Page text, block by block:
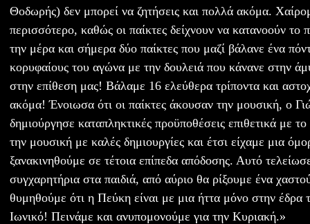
Θοδωρής) δεν μπορεί να ζητήσεις και πολλά ακόμα.
περισσότερο, καθώς οι παίκτες δείχνουν να κατανοούν το
την μέρα και σήμερα δύο παίκτες που μαζί βάλανε ένα
κορυφαίους του αγώνα με την δουλειά που κάνανε στην
στην επίθεση μας! Βάλαμε 16 ελεύθερα τρίποντα και
ακόμα! Ένοιωσα ότι οι παίκτες άκουσαν την μουσική, ο
δημιούργησε καταπληκτικές προϋποθέσεις επιθετικά με
την μουσική με καλές δημιουργίες και έτσι είχαμε μια
ξανακινηθούμε σε τέτοια επίπεδα απόδοσης. Αυτό
συγχαρητήρια στα παιδιά, από αύριο θα ρίξουμε ένα
θυμηθούμε ότι η Πεύκη είναι με μια ήττα μόνο στην έδρα
Ιωνικό! Πεινάμε και ανυπομονούμε για την Κυριακή.»